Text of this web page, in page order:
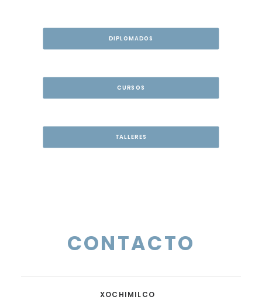
DIPLOMADOS
CURSOS
TALLERES
CONTACTO
XOCHIMILCO